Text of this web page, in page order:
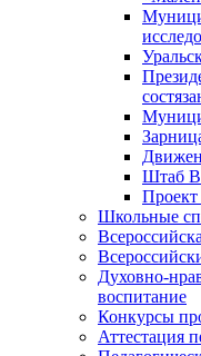
Штаб
Проект
Школьные
Духовно-
воспитание
Конкурсы
Аттестация